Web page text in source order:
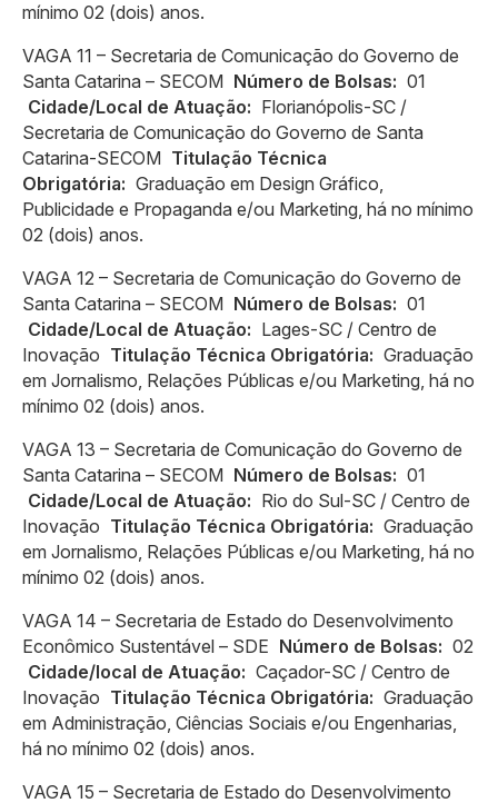
mínimo 02 (dois) anos.
VAGA 11 – Secretaria de Comunicação do Governo de
Santa Catarina – SECOM Número de Bolsas: 01
Cidade/Local de Atuação: Florianópolis-SC /
Secretaria de Comunicação do Governo de Santa
Catarina-SECOM Titulação Técnica
Obrigatória: Graduação em Design Gráfico,
Publicidade e Propaganda e/ou Marketing, há no mínimo
02 (dois) anos.
VAGA 12 – Secretaria de Comunicação do Governo de
Santa Catarina – SECOM Número de Bolsas: 01
Cidade/Local de Atuação: Lages-SC / Centro de
Inovação Titulação Técnica Obrigatória: Graduação
em Jornalismo, Relações Públicas e/ou Marketing, há no
mínimo 02 (dois) anos.
VAGA 13 – Secretaria de Comunicação do Governo de
Santa Catarina – SECOM Número de Bolsas: 01
Cidade/Local de Atuação: Rio do Sul-SC / Centro de
Inovação Titulação Técnica Obrigatória: Graduação
em Jornalismo, Relações Públicas e/ou Marketing, há no
mínimo 02 (dois) anos.
VAGA 14 – Secretaria de Estado do Desenvolvimento
Econômico Sustentável – SDE Número de Bolsas: 02
Cidade/local de Atuação: Caçador-SC / Centro de
Inovação Titulação Técnica Obrigatória: Graduação
em Administração, Ciências Sociais e/ou Engenharias,
há no mínimo 02 (dois) anos.
VAGA 15 – Secretaria de Estado do Desenvolvimento